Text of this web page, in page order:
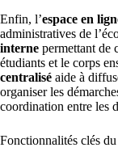
Enfin, l’espace en
administratives de
interne permettant de
étudiants et le corps
centralisé aide à
organiser les
coordination entre les
Fonctionnalités clés